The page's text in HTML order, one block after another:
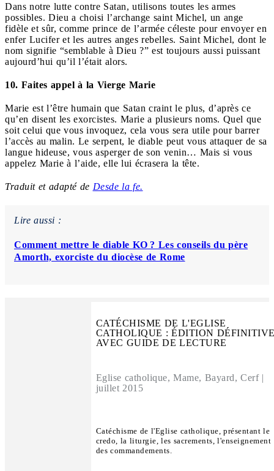
Dans notre lutte contre Satan, utilisons toutes les armes
possibles. Dieu a choisi l’archange saint Michel, un ange
fidèle et sûr, comme prince de l’armée céleste pour envoyer en
enfer Lucifer et les autres anges rebelles. Saint Michel, dont le
nom signifie “semblable à Dieu ?” est toujours aussi puissant
aujourd’hui qu’il l’était alors.
10. Faites appel à la Vierge Marie
Marie est l’être humain que Satan craint le plus, d’après ce
qu’en disent les exorcistes. Marie a plusieurs noms. Quel que
soit celui que vous invoquez, cela vous sera utile pour barrer
l’accès au malin. Le serpent, le diable peut vous attaquer de sa
langue hideuse, vous asperger de son venin… Mais si vous
appelez Marie à l’aide, elle lui écrasera la tête.
Traduit et adapté de Desde la fe.
Lire aussi :
Comment mettre le diable KO ? Les conseils du père
Amorth, exorciste du diocèse de Rome
CATÉCHISME DE L'EGLISE
CATHOLIQUE : ÉDITION
AVEC GUIDE DE LECTURE
Eglise catholique, Mame, Bayard, Cerf |
juillet 2015
Catéchisme de l'Eglise catholique, présentant le
credo, la liturgie, les sacrements, l'enseignement
des commandements.